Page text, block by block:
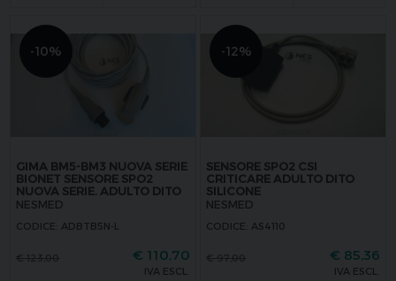
-10%
GIMA BM5-BM3 NUOVA SERIE
BIONET SENSORE SPO2
NUOVA SERIE. ADULTO DITO
NESMED
CODICE: ADBTB5N-L
€ 110,70
IVA ESCL.
-12%
SENSORE SPO2 CSI
CRITICARE ADULTO DITO
SILICONE
NESMED
CODICE: AS4110
€ 85,36
IVA ESCL.